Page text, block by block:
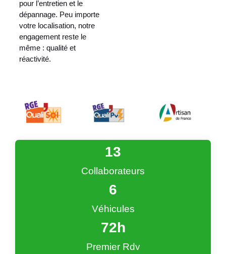
pour l’entretien et le
dépannage. Peu importe
votre localisation, notre
engagement reste le
même : qualité et
réactivité.
Collaborateurs
13
Véhicules
6
Premier Rdv
72h